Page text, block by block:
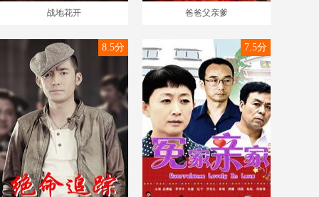
战地花开 爸爸父亲爹
8.5分 7.5分